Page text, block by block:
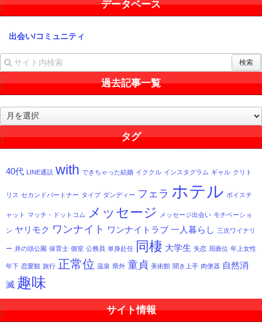
データベース
出会い/コミュニティ
過去記事一覧
去
記
事
覧
タグ
40代 LINE通話 with できちゃった結婚 イククル インスタグラム ギャル クリト
リス セカンドパートナー タイプ ダンディー フェラ ホテル ボイスチ
ャット マッチ・ドットコム メッセージ メッセージ出会い モチベーショ
ン ヤリモク ワンナイト ワンナイトラブ 一人暮らし 三次ワイナリ
ー 井の頭公園 保育士 個室 公務員 単身赴任 同棲 大学生 失恋 屈曲位 年上女性
年下 恋愛観 旅行 正常位 温泉 県外 童貞 美術館 聞き上手 肉便器 自然消
滅 趣味
サイト情報